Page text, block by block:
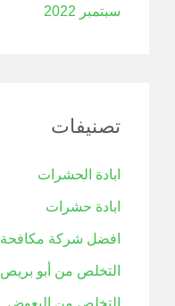
سبتمبر 2022
تصنيفات
ابادة الحشرات
ابادة حشرات
افضل شركة مكافحة
التخلص من أبو بريص
التخلص من البعوض